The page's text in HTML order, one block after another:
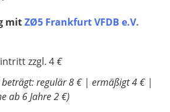
mitZØ5 Frankfurt VFDB e.V.
zzgl. 4€
regulär 8 € | ermäßigt 4 € |
ab 6 Jahre 2 €)